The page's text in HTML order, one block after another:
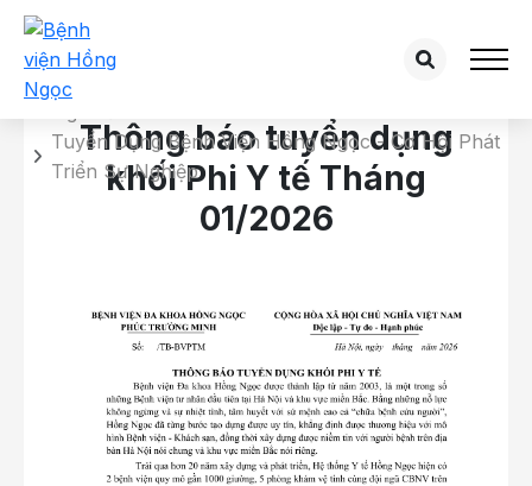
Chi tiết tuyển dụng
Tuyển Dụng Bệnh Viện Hồng Ngọc - Cơ Hội Phát
Triển Sự Nghiệp
Thông báo tuyển dụng
khối Phi Y tế Tháng
01/2026